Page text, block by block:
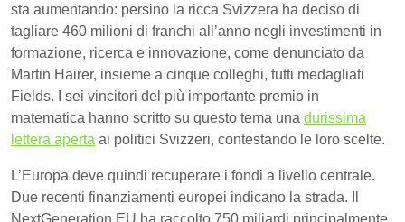
sta aumentando: persino la ricca Svizzera ha deciso di
tagliare 460 milioni di franchi all’anno negli investimenti in
formazione, ricerca e innovazione, come denunciato da
Martin Hairer, insieme a cinque colleghi, tutti medagliati
Fields. I sei vincitori del più importante premio in
matematica hanno scritto su questo tema una durissima
lettera aperta ai politici Svizzeri, contestando le loro scelte.
L’Europa deve quindi recuperare i fondi a livello centrale.
Due recenti finanziamenti europei indicano la strada. Il
NextGeneration EU ha raccolto 750 miliardi principalmente